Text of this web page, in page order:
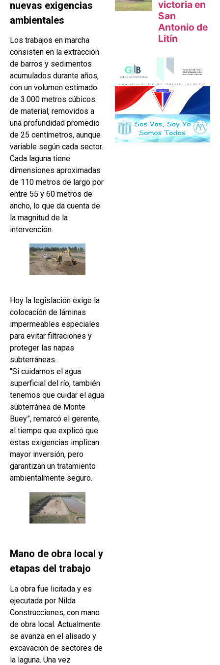
nuevas exigencias
ambientales
Los trabajos en marcha
consisten en la extracción
de barros y sedimentos
acumulados durante años,
con un volumen estimado
de 3.000 metros cúbicos
de material, removidos a
una profundidad promedio
de 25 centímetros, aunque
variable según cada sector.
Cada laguna tiene
dimensiones aproximadas
de 110 metros de largo por
entre 55 y 60 metros de
ancho, lo que da cuenta de
la magnitud de la
intervención.
Hoy la legislación exige la
colocación de láminas
impermeables especiales
para evitar filtraciones y
proteger las napas
subterráneas.
“Si cuidamos el agua
superficial del río, también
tenemos que cuidar el agua
subterránea de Monte
Buey”, remarcó el gerente,
al tiempo que explicó que
estas exigencias implican
mayor inversión, pero
garantizan un tratamiento
ambientalmente seguro.
Mano de obra local y
etapas del trabajo
La obra fue licitada y es
ejecutada por Nilda
Construcciones, con mano
de obra local. Actualmente
se avanza en el alisado y
excavación de sectores de
la laguna. Una vez